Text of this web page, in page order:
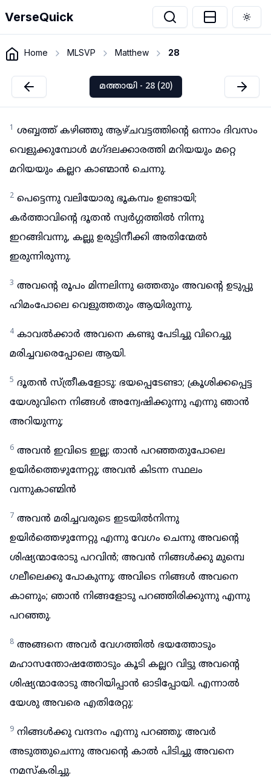
VerseQuick
Home MLSVP Matthew 28
മത്തായി - 28 (20)
1 ശബ്ബത്ത് കഴിഞ്ഞു ആഴ്ചവട്ടത്തിന്റെ ഒന്നാം ദിവസം
വെളുക്കുമ്പോൾ മഗ്ദലക്കാരത്തി മറിയയും മറ്റെ
മറിയയും കല്ലറ കാണ്മാൻ ചെന്നു.
2 പെട്ടെന്നു വലിയോരു ഭൂകമ്പം ഉണ്ടായി;
കർത്താവിന്റെ ദൂതൻ സ്വർഗ്ഗത്തിൽ നിന്നു
ഇറങ്ങിവന്നു, കല്ലു ഉരുട്ടിനീക്കി അതിന്മേൽ
ഇരുന്നിരുന്നു.
3 അവന്റെ രൂപം മിന്നലിന്നു ഒത്തതും അവന്റെ ഉടുപ്പു
ഹിമംപോലെ വെളുത്തതും ആയിരുന്നു.
4 കാവൽക്കാർ അവനെ കണ്ടു പേടിച്ചു വിറെച്ചു
മരിച്ചവരെപ്പോലെ ആയി.
5 ദൂതൻ സ്ത്രീകളോടു: ഭയപ്പെടേണ്ടാ; ക്രൂശിക്കപ്പെട്ട
യേശുവിനെ നിങ്ങൾ അന്വേഷിക്കുന്നു എന്നു ഞാൻ
അറിയുന്നു;
6 അവൻ ഇവിടെ ഇല്ല; താൻ പറഞ്ഞതുപോലെ
ഉയിർത്തെഴുന്നേറ്റു; അവൻ കിടന്ന സ്ഥലം
വന്നുകാണ്മിൻ
7 അവൻ മരിച്ചവരുടെ ഇടയിൽനിന്നു
ഉയിർത്തെഴുന്നേറ്റു എന്നു വേഗം ചെന്നു അവന്റെ
ശിഷ്യന്മാരോടു പറവിൻ; അവൻ നിങ്ങൾക്കു മുമ്പെ
ഗലീലെക്കു പോകുന്നു; അവിടെ നിങ്ങൾ അവനെ
കാണും; ഞാൻ നിങ്ങളോടു പറഞ്ഞിരിക്കുന്നു എന്നു
പറഞ്ഞു.
8 അങ്ങനെ അവർ വേഗത്തിൽ ഭയത്തോടും
മഹാസന്തോഷത്തോടും കൂടി കല്ലറ വിട്ടു അവന്റെ
ശിഷ്യന്മാരോടു അറിയിപ്പാൻ ഓടിപ്പോയി. എന്നാൽ
യേശു അവരെ എതിരേറ്റു:
9 നിങ്ങൾക്കു വന്ദനം എന്നു പറഞ്ഞു; അവർ
അടുത്തുചെന്നു അവന്റെ കാൽ പിടിച്ചു അവനെ
നമസ്കരിച്ചു.